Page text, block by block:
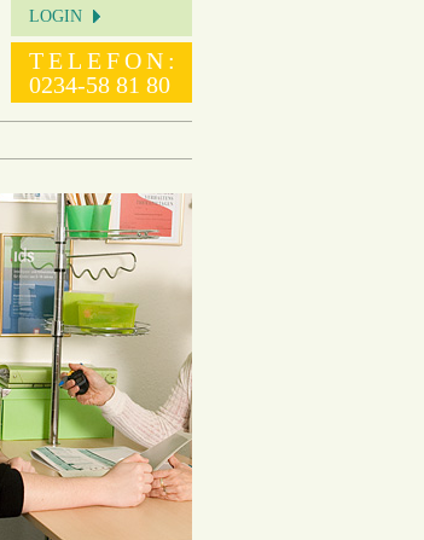
LOGIN
TELEFON:
0234-58 81 80